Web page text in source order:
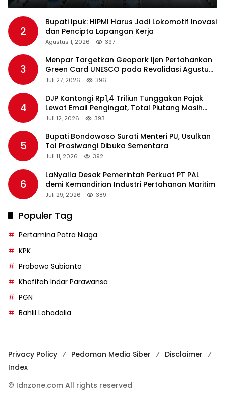
2
Bupati Ipuk: HIPMI Harus Jadi Lokomotif Inovasi
dan Pencipta Lapangan Kerja
Agustus 1, 2026 397
3
Menpar Targetkan Geopark Ijen Pertahankan
Green Card UNESCO pada Revalidasi Agustus
2026
Juli 27, 2026 396
4
DJP Kantongi Rp1,4 Triliun Tunggakan Pajak
Lewat Email Pengingat, Total Piutang Masih
Rp36 Triliun
Juli 12, 2026 393
5
Bupati Bondowoso Surati Menteri PU, Usulkan
Tol Prosiwangi Dibuka Sementara
Juli 11, 2026 392
6
LaNyalla Desak Pemerintah Perkuat PT PAL
demi Kemandirian Industri Pertahanan Maritim
Juli 29, 2026 389
Populer Tag
Pertamina Patra Niaga
KPK
Prabowo Subianto
Khofifah Indar Parawansa
PGN
Bahlil Lahadalia
Privacy Policy Pedoman Media Siber
Disclaimer
Index
© Idnzone.com All rights reserved